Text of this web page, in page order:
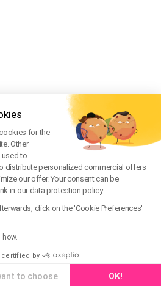
for the
Other
to
distribute personalized commercial offers
our offer. Your consent can be
in our data protection policy.
click on the 'Cookie Preferences'
certified by
to choose OK!
riservati.